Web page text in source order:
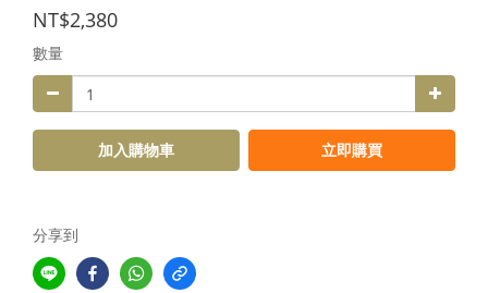
NT$2,380
數量
加入購物車 立即購買
分享到